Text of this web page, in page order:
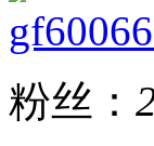
粉丝：